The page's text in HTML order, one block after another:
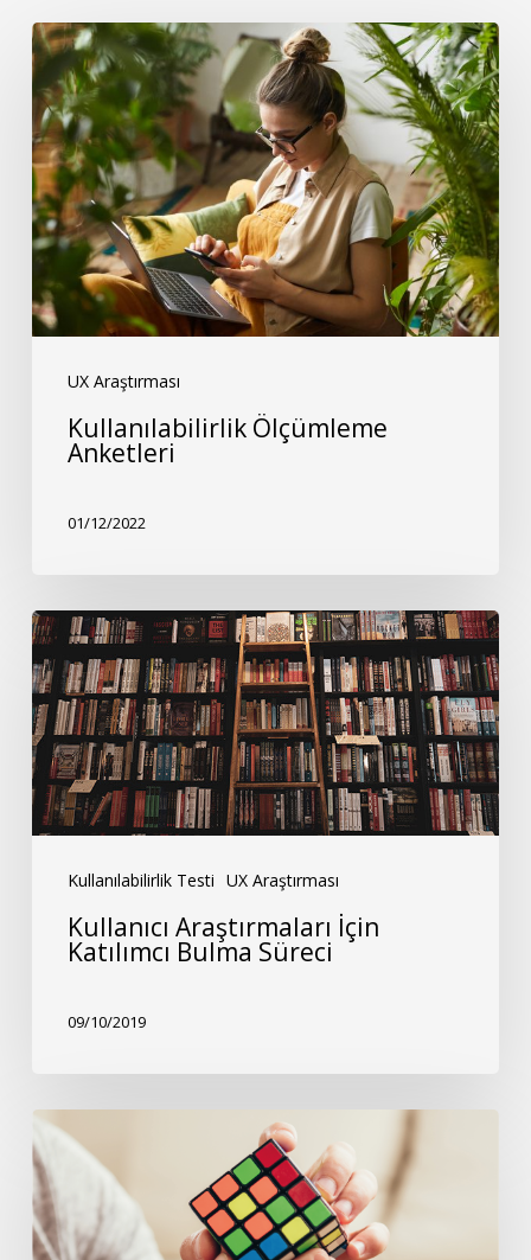
UX Araştırması
Kullanılabilirlik
Ölçümleme
Anketleri
Kullanılabilirlik Ölçümleme
Anketleri
01/12/2022
Kullanılabilirlik Testi UX Araştırması
Kullanıcı
Araştırmaları
İçin
Katılımcı
Bulma
Süreci
Kullanıcı Araştırmaları İçin
Katılımcı Bulma Süreci
09/10/2019
Problem
Çözme
Yöntemleri:
5